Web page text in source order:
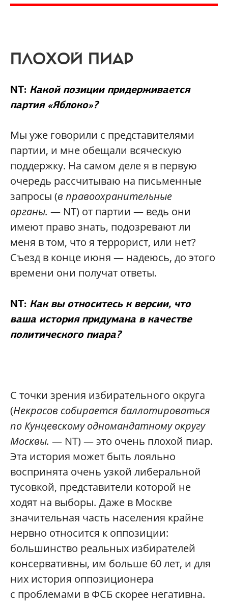
ПЛОХОЙ ПИАР
NT: Какой позиции придерживается
партия «Яблоко»?
Мы уже говорили с представителями
партии, и мне обещали всяческую
поддержку. На самом деле я в первую
очередь рассчитываю на письменные
запросы (в правоохранительные
органы. — NT) от партии — ведь они
имеют право знать, подозревают ли
меня в том, что я террорист, или нет?
Съезд в конце июня — надеюсь, до этого
времени они получат ответы.
NT: Как вы относитесь к версии, что
ваша история придумана в качестве
политического пиара?
С точки зрения избирательного округа
(Некрасов собирается баллотироваться
по Кунцевскому одномандатному округу
Москвы. — NT) — это очень плохой пиар.
Эта история может быть лояльно
воспринята очень узкой либеральной
тусовкой, представители которой не
ходят на выборы. Даже в Москве
значительная часть населения крайне
нервно относится к оппозиции:
большинство реальных избирателей
консервативны, им больше 60 лет, и для
них история оппозиционера
с проблемами в ФСБ скорее негативна.